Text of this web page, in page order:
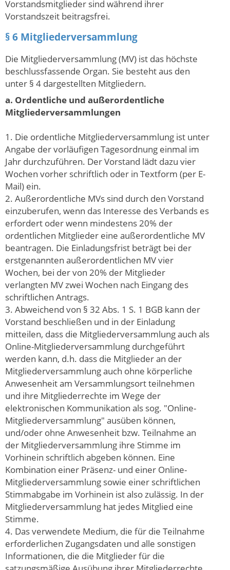
Vorstandsmitglieder sind während ihrer
Vorstandszeit beitragsfrei.
§ 6 Mitgliederversammlung
Die Mitgliederversammlung (MV) ist das höchste
beschlussfassende Organ. Sie besteht aus den
unter § 4 dargestellten Mitgliedern.
a. Ordentliche und außerordentliche
Mitgliederversammlungen
1. Die ordentliche Mitgliederversammlung ist unter
Angabe der vorläufigen Tagesordnung einmal im
Jahr durchzuführen. Der Vorstand lädt dazu vier
Wochen vorher schriftlich oder in Textform (per E-
Mail) ein.
2. Außerordentliche MVs sind durch den Vorstand
einzuberufen, wenn das Interesse des Verbands es
erfordert oder wenn mindestens 20% der
ordentlichen Mitglieder eine außerordentliche MV
beantragen. Die Einladungsfrist beträgt bei der
erstgenannten außerordentlichen MV vier
Wochen, bei der von 20% der Mitglieder
verlangten MV zwei Wochen nach Eingang des
schriftlichen Antrags.
3. Abweichend von § 32 Abs. 1 S. 1 BGB kann der
Vorstand beschließen und in der Einladung
mitteilen, dass die Mitgliederversammlung auch als
Online-Mitgliederversammlung durchgeführt
werden kann, d.h. dass die Mitglieder an der
Mitgliederversammlung auch ohne körperliche
Anwesenheit am Versammlungsort teilnehmen
und ihre Mitgliederrechte im Wege der
elektronischen Kommunikation als sog. "Online-
Mitgliederversammlung" ausüben können,
und/oder ohne Anwesenheit bzw. Teilnahme an
der Mitgliederversammlung ihre Stimme im
Vorhinein schriftlich abgeben können. Eine
Kombination einer Präsenz- und einer Online-
Mitgliederversammlung sowie einer schriftlichen
Stimmabgabe im Vorhinein ist also zulässig. In der
Mitgliederversammlung hat jedes Mitglied eine
Stimme.
4. Das verwendete Medium, die für die Teilnahme
erforderlichen Zugangsdaten und alle sonstigen
Informationen, die die Mitglieder für die